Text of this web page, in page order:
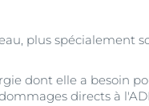
plus spécialement
dont elle a besoin
directs à